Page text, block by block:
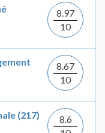
8.97
10
8.67
10
(217)
8.6